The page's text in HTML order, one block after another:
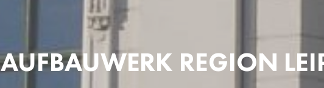
AUFBAUWERK REGION